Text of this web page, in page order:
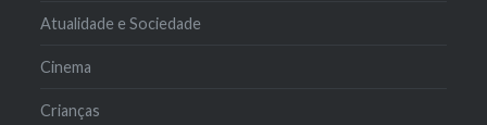
Atualidade e Sociedade
Cinema
Crianças